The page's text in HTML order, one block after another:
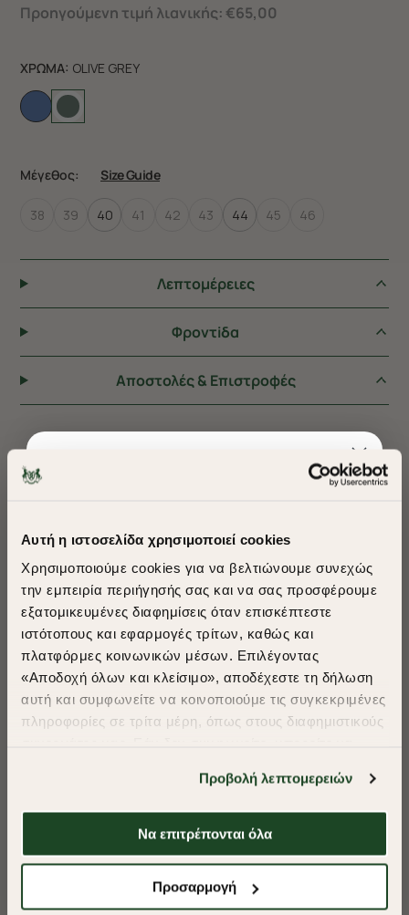
Αυτή η ιστοσελίδα χρησιμοποιεί cookies
Χρησιμοποιούμε cookies για να βελτιώνουμε συνεχώς
την εμπειρία περιήγησής σας και να σας προσφέρουμε
εξατομικευμένες διαφημίσεις όταν επισκέπτεστε
ιστότοπους και εφαρμογές τρίτων, καθώς και
πλατφόρμες κοινωνικών μέσων. Επιλέγοντας
«Αποδοχή όλων και κλείσιμο», αποδέχεστε τη δήλωση
αυτή και συμφωνείτε να κοινοποιούμε τις συγκεκριμένες
πληροφορίες σε τρίτα μέρη, όπως στους διαφημιστικούς
απαιτούμενα cookies» και θα περιοριστούμε
στα cookies και τις τεχνολογίες που είναι απολύτως
απαραίτητα για την ασφαλή απόδοση και
λειτουργικότητα της ιστοσελίδας μας. Ωστόσο, λάβετε
θα μπορούμε να συλλέξουμε πληροφορίες που θα
Προβολή λεπτομερειών
Να επιτρέπονται όλα
Προσαρμογή
Προηγούμενη τιμή λιανικής: €65,00
ΧΡΩΜΑ: OLIVE GREY
Μέγεθος: Size Guide
38 39 40 41 42 43 44 45 46
Λεπτομέρειες
Φροντiδα
Αποστολές & Επιστροφές
ΠΡΟΤΕΙΝΟΥΜΕ ΓΙΑ ΕΣΑΣ
ΠΟΥΚΑΜΙΣΟ OXFORD REGULAR FIT
​
A Season of Style
SUMMER SALE
Shop Now